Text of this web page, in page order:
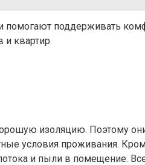
помогают поддерживать
квартир.
изоляцию. Поэтому
условия проживания.
и пыли в помещение.